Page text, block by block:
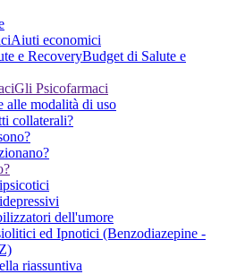
Aiuti economici
Budget di Salute e
Gli Psicofarmaci
alle modalità di uso
collaterali?
dell'umore
ed Ipnotici (Benzodiazepine -
riassuntiva